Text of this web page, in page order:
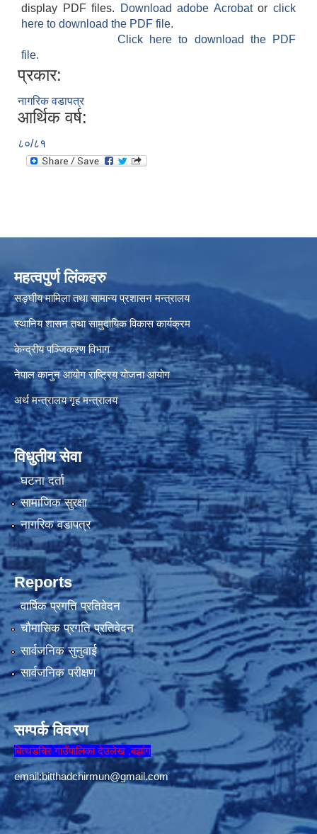
display PDF files.
Download adobe Acrobatorclick
here to download the PDF file.
Click here to download the PDF
file.
प्रकार:
नागरिक वडापत्र
आर्थिक वर्ष:
८०/८१
महत्वपुर्ण लिंकहरु
सङ्घीय मामिला तथा सामान्य प्रशासन मन्त्रालय
स्थानिय शासन तथा सामुदायिक विकास कार्यक्रम
केन्द्रीय पञ्जिकरण विभाग
नेपाल कानुन आयोग राष्ट्रिय योजना आयोग
अर्थ मन्त्रालय गृह मन्त्रालय
विधुतीय सेवा
घटना दर्ता
सामाजिक सुरक्षा
नागरिक वडापत्र
Reports
वार्षिक प्रगति प्रतिवेदन
चौमासिक प्रगति प्रतिवेदन
सार्वजनिक सुनुवाई
सार्वजनिक परीक्षण
सम्पर्क विवरण
बित्थडचिर गाउँपालिका देउलेख ,बझांग
email:bitthadchirmun@gmail.com